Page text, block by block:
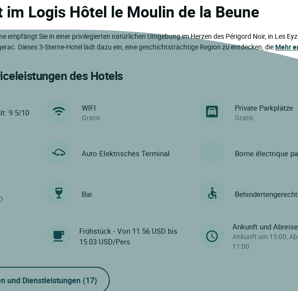
Logis Hôtel le Moulin de la Beune
empfängt Sie in einer privilegierten natürlichen Umgebung im Herzen des Périgord Noir, in Les
Dieses 3-Sterne-Hotel lädt dazu ein, eine geschichtsträchtige Region zu entdecken, dieMehr
des Hotels
9.5/10 WIFI
Gratis
Private Parkplätze
Gratis
Auto Elektrisches Terminal Borne électrique
Bar
Frühstück - Von 11.56 USD bis
15.03 USD/Pers
Ankunft und Abreise
Ankunft um 15:00,
11:00
und Dienstleistungen (17)